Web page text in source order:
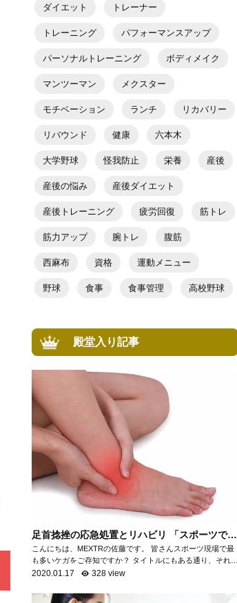
ダイエット トレーナー
トレーニング パフォーマンスアップ
パーソナルトレーニング ボディメイク
マンツーマン メクスター
モチベーション ランチ リカバリー
リバウンド 健康 六本木
大学野球 怪我防止 栄養 産後
産後の悩み 産後ダイエット
産後トレーニング 疲労回復 筋トレ
筋力アップ 腕トレ 腹筋
西麻布 資格 運動メニュー
野球 食事 食事管理 高校野球
殿堂入り記事
足首捻挫の応急処置とリハビリ 「スポーツで最
も多いケガ」
こんにちは、MEXTRの佐藤です。 皆さんスポーツ現場で最
も多いケガをご存知ですか？ タイトルにもある通り、それが
「足首の捻挫」です。 「足首の捻挫」は、スポーツ現場だけ
2020.01.17 328 view